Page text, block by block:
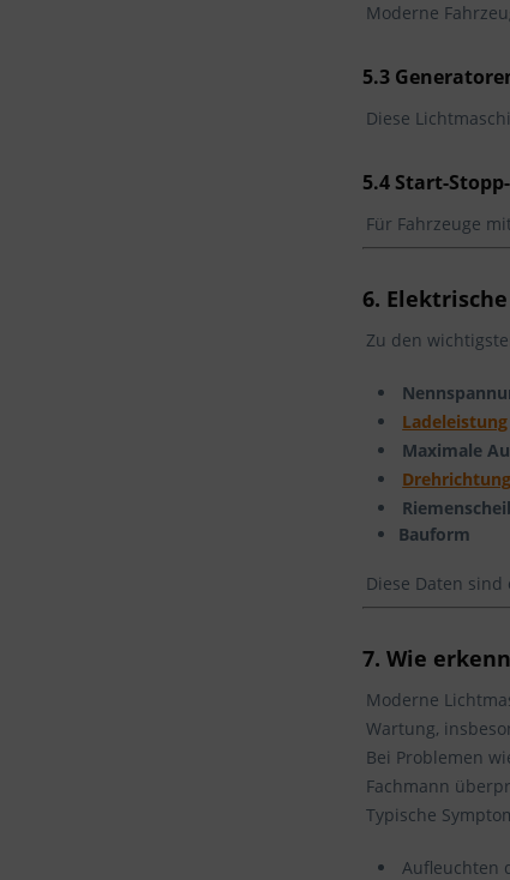
Moderne
5.3
Diese
5.4 Start-
Für Fahrzeuge
6.
Zu den
Ladeleistung
Maximale
Drehrichtung
Bauform
Diese Daten
7. Wie
Moderne
Wartung,
Bei Problemen
Fachmann
Typische
Aufleuchten